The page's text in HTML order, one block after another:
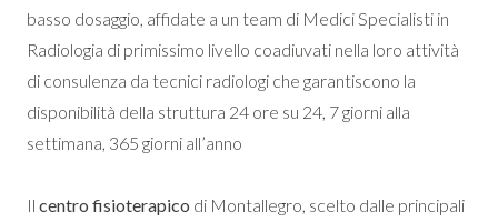
basso dosaggio, affidate a un team di Medici Specialisti in
Radiologia di primissimo livello coadiuvati nella loro attività
di consulenza da tecnici radiologi che garantiscono la
disponibilità della struttura 24 ore su 24, 7 giorni alla
settimana, 365 giorni all’anno
Il centro fisioterapico di Montallegro, scelto dalle principali